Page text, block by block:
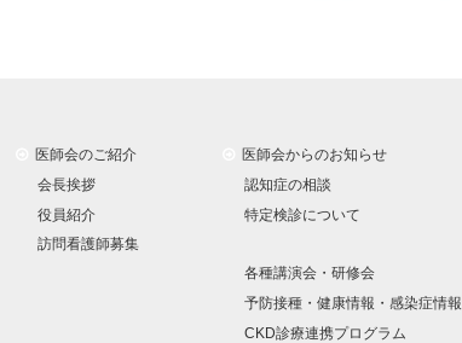
医師会のご紹介
会長挨拶
役員紹介
訪問看護師募集
医師会からのお知らせ
認知症の相談
特定検診について
各種講演会・研修会
予防接種・健康情報・感染症情報
CKD診療連携プログラム